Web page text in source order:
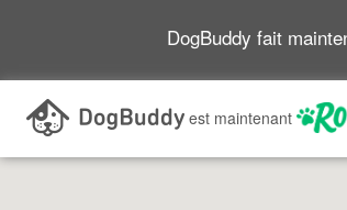
DogBuddy fait
est maintenant
Recherchez en vous déplaçant sur